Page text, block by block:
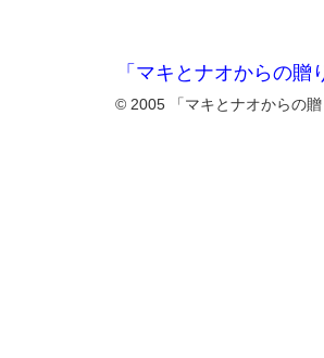
「マキとナオからの贈
© 2005 「マキとナオからの贈